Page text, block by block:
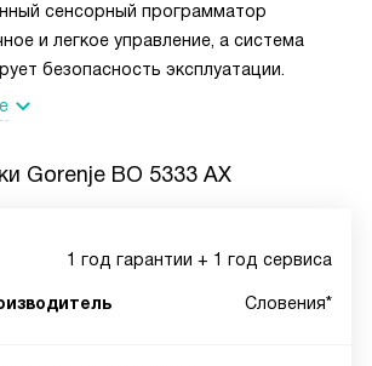
сенсорный программатор
и легкое управление, а система
безопасность эксплуатации.
Gorenje BO 5333 AX
1 год гарантии + 1 год сервиса
Словения*